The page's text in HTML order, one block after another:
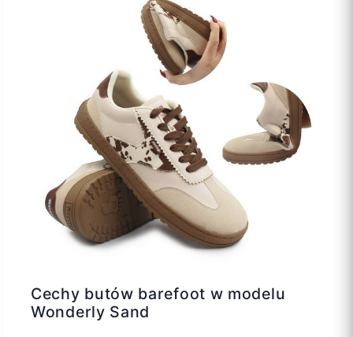
Cechy butów barefoot w modelu
Wonderly Sand